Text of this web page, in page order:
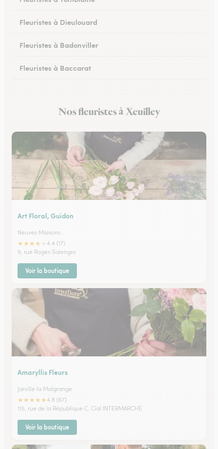
Fleuristes à Dieulouard
Fleuristes à Badonviller
Fleuristes à Baccarat
Fleuristes à LongwyNos fleuristes à Xeuilley
Art Floral, Guidon
Neuves Maisons
★★★★
4.4 (17)
9, rue Roger-Salengro
Voir la boutique
Amaryllis Fleurs
Jarville la Malgrange
★★★★★4.8 (67)
115, rue de la République C. Cial INTERMARCHE
Voir la boutique